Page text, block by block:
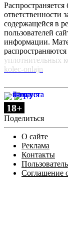
сегодня
вчера
вчера
7 августа
7 августа
ответственности
содержащейся в
пользователей
информации.
уплотнительных
kolec-onlajn
18+
Поделиться
О сайте
Реклама
Контакты
Соглашение